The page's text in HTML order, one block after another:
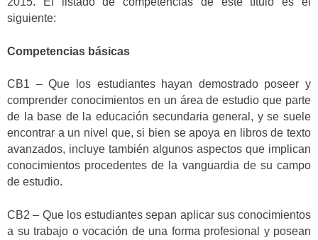
siguiente:
Competencias básicas
CB1 – Que los estudiantes hayan demostrado poseer y
comprender conocimientos en un área de estudio que parte
de la base de la educación secundaria general, y se suele
encontrar a un nivel que, si bien se apoya en libros de texto
avanzados, incluye también algunos aspectos que implican
conocimientos procedentes de la vanguardia de su campo
de estudio.
CB2 – Que los estudiantes sepan aplicar sus conocimientos
a su trabajo o vocación de una forma profesional y posean